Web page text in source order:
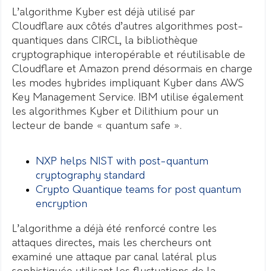
L’algorithme Kyber est déjà utilisé par
Cloudflare aux côtés d’autres algorithmes post-
quantiques dans CIRCL, la bibliothèque
cryptographique interopérable et réutilisable de
Cloudflare et Amazon prend désormais en charge
les modes hybrides impliquant Kyber dans AWS
Key Management Service.
IBM utilise également
les algorithmes Kyber et Dilithium pour un
lecteur de bande « quantum safe ».
NXP helps NIST with post-quantum
cryptography standard
Crypto Quantique teams for post quantum
encryption
L’algorithme a déjà été renforcé contre les
attaques directes, mais les chercheurs ont
examiné une attaque par canal latéral plus